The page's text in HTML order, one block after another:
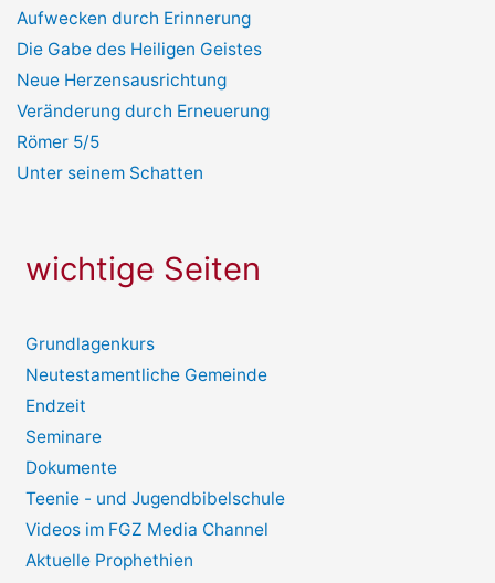
Aufwecken durch Erinnerung
Die Gabe des Heiligen Geistes
Neue Herzensausrichtung
Veränderung durch Erneuerung
Römer 5/5
Unter seinem Schatten
wichtige Seiten
Grundlagenkurs
Neutestamentliche Gemeinde
Endzeit
Seminare
Dokumente
Teenie - und Jugendbibelschule
Videos im FGZ Media Channel
Aktuelle Prophethien